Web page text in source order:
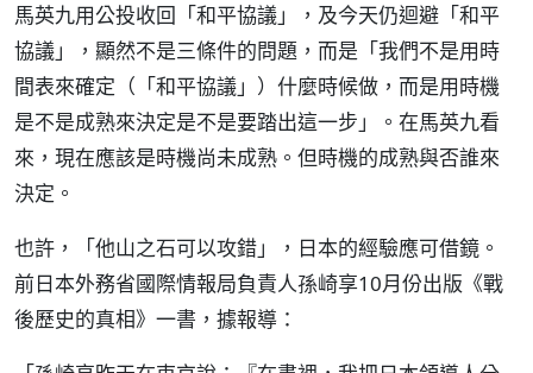
馬英九用公投收回「和平協議」，及今天仍迴避「和平
協議」，顯然不是三條件的問題，而是「我們不是用時
間表來確定（「和平協議」）什麼時候做，而是用時機
是不是成熟來決定是不是要踏出這一步」。在馬英九看
來，現在應該是時機尚未成熟。但時機的成熟與否誰來
決定。
也許，「他山之石可以攻錯」，日本的經驗應可借鏡。
前日本外務省國際情報局負責人孫崎享10月份出版《戰
後歷史的真相》一書，據報導：